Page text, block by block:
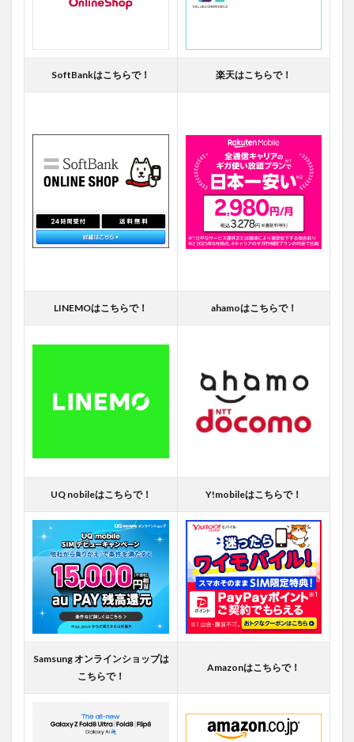
SoftBankはこちらで！ 楽天はこちらで！
LINEMOはこちらで！ ahamoはこちらで！
UQ nobileはこちらで！ Y!mobileはこちらで！
Samsung オンラインショップは
こちらで！
Amazonはこちらで！